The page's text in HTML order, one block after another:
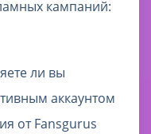
кампаний:
ли вы
аккаунтом
от Fansgurus